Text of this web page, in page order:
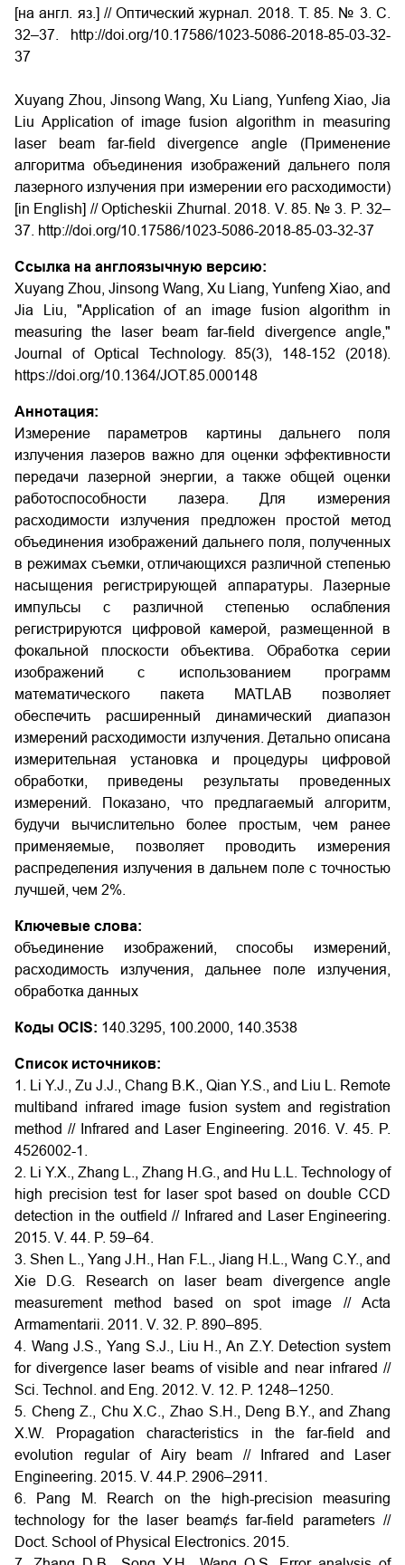
[на англ. яз.] // Оптический журнал. 2018. Т. 85. № 3. С.
32–37. http://doi.org/10.17586/1023-5086-2018-85-03-32-
37
Xuyang Zhou, Jinsong Wang, Xu Liang, Yunfeng Xiao, Jia
Liu Application of image fusion algorithm in measuring
laser beam far-field divergence angle (Применение
алгоритма объединения изображений дальнего поля
лазерного излучения при измерении его расходимости)
[in English] // Opticheskii Zhurnal. 2018. V. 85. № 3. P. 32–
37. http://doi.org/10.17586/1023-5086-2018-85-03-32-37
Ссылка на англоязычную версию:
Xuyang Zhou, Jinsong Wang, Xu Liang, Yunfeng Xiao, and
Jia Liu, "Application of an image fusion algorithm in
measuring the laser beam far-field divergence angle,"
Journal of Optical Technology. 85(3), 148-152 (2018).
https://doi.org/10.1364/JOT.85.000148
Аннотация:
Измерение параметров картины дальнего поля
излучения лазеров важно для оценки эффективности
передачи лазерной энергии, а также общей оценки
работоспособности лазера. Для измерения
расходимости излучения предложен простой метод
объединения изображений дальнего поля, полученных
в режимах съемки, отличающихся различной степенью
насыщения регистрирующей аппаратуры. Лазерные
импульсы с различной степенью ослабления
регистрируются цифровой камерой, размещенной в
фокальной плоскости объектива. Обработка серии
изображений с использованием программ
математического пакета MATLAB позволяет
обеспечить расширенный динамический диапазон
измерений расходимости излучения. Детально описана
измерительная установка и процедуры цифровой
обработки, приведены результаты проведенных
измерений. Показано, что предлагаемый алгоритм,
будучи вычислительно более простым, чем ранее
применяемые, позволяет проводить измерения
распределения излучения в дальнем поле с точностью
лучшей, чем 2%.
Ключевые слова:
объединение изображений, способы измерений,
расходимость излучения, дальнее поле излучения,
обработка данных
Коды OCIS: 140.3295, 100.2000, 140.3538
Список источников:
1. Li Y.J., Zu J.J., Chang B.K., Qian Y.S., and Liu L. Remote
multiband infrared image fusion system and registration
method // Infrared and Laser Engineering. 2016. V. 45. P.
4526002-1.
2. Li Y.X., Zhang L., Zhang H.G., and Hu L.L. Technology of
high precision test for laser spot based on double CCD
detection in the outfield // Infrared and Laser Engineering.
2015. V. 44. P. 59–64.
3. Shen L., Yang J.H., Han F.L., Jiang H.L., Wang C.Y., and
Xie D.G. Research on laser beam divergence angle
measurement method based on spot image // Acta
Armamentarii. 2011. V. 32. P. 890–895.
4. Wang J.S., Yang S.J., Liu H., An Z.Y. Detection system
for divergence laser beams of visible and near infrared //
Sci. Technol. and Eng. 2012. V. 12. P. 1248–1250.
5. Cheng Z., Chu X.C., Zhao S.H., Deng B.Y., and Zhang
X.W. Propagation characteristics in the far-field and
evolution regular of Airy beam // Infrared and Laser
Engineering. 2015. V. 44.P. 2906–2911.
6. Pang M. Rearch on the high-precision measuring
technology for the laser beam¢s far-field parameters //
Doct. School of Physical Electronics. 2015.